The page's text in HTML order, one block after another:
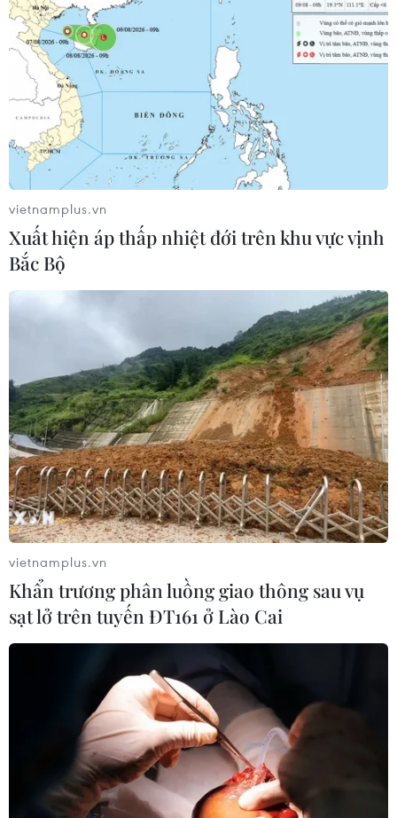
vietnamplus.vn
Xuất hiện áp thấp nhiệt đới trên khu vực vịnh
Bắc Bộ
vietnamplus.vn
Khẩn trương phân luồng giao thông sau vụ
sạt lở trên tuyến ĐT161 ở Lào Cai